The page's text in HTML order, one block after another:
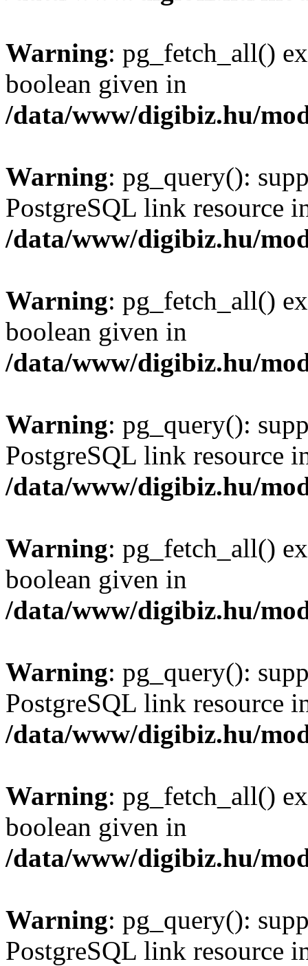
Warning: pg_fetch_all()
boolean given in
/data/www/digibiz.hu/
Warning: pg_query():
PostgreSQL link resource
/data/www/digibiz.hu/
Warning: pg_fetch_all()
boolean given in
/data/www/digibiz.hu/
Warning: pg_query():
PostgreSQL link resource
/data/www/digibiz.hu/
Warning: pg_fetch_all()
boolean given in
/data/www/digibiz.hu/
Warning: pg_query():
PostgreSQL link resource
/data/www/digibiz.hu/
Warning: pg_fetch_all()
boolean given in
/data/www/digibiz.hu/
Warning: pg_query():
PostgreSQL link resource